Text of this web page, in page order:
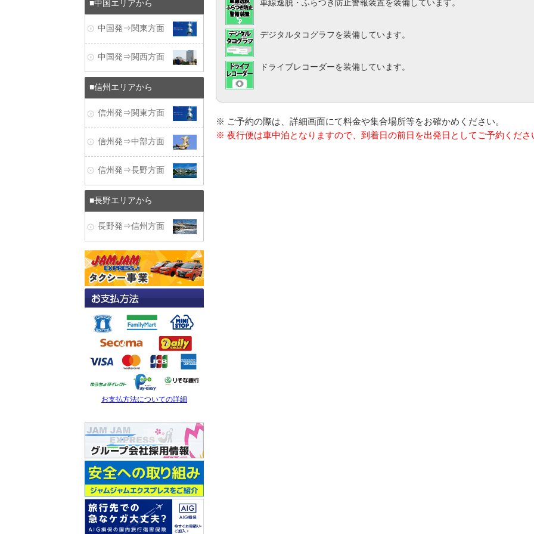
車線逸脱・ふらつき防止警報装置を装備しています。
デジタルタコグラフを装備しています。
ドライブレコーダーを装備しています。
※ ご予約の際は、詳細画面にて料金や集合場所等をお確かめください。
※ 夜行便は車中泊となりますので、到着日の前日を出発日としてご予約くださ
中国エリアから
中国発⇒関東方面
中国発⇒関西方面
信州エリアから
信州発⇒関東方面
信州発⇒中部方面
信州発⇒長野方面
長野エリアから
長野発⇒信州方面
お支払方法についての詳細